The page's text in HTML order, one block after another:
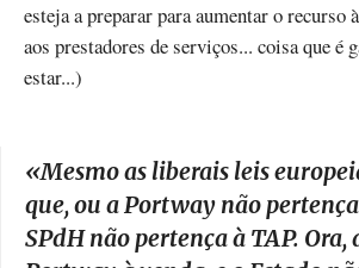
esteja a preparar para aumentar o recurso
aos prestadores de serviços... coisa que é
estar...)
«Mesmo as liberais leis
que, ou a Portway não
SPdH não pertença à TAP. Ora,